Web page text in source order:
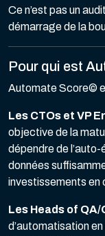
Ce n’est pas un
démarrage de la
Pour qui est
Automate Score©
Les CTOs et VP
objective de la
dépendre de
données
investissements en
Les Heads of QA/
d’automatisation